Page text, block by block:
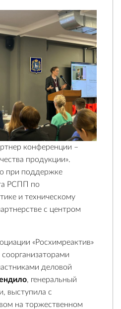
конференции –
продукции».
при поддержке
РСПП по
и техническому
с центром
«Росхимреактив»
деловой
, генеральный
выступила с
на торжественном